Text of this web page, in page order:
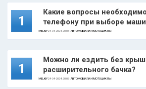
1
Какие вопросы
телефону при выборе
MELKIY24-04-2024, 20:03 |АВТОМОБИЛИ И МОТОЦИКЛЫ
1
Можно ли ездить без
расширительного бачка?
MELKIY24-04-2024, 20:03 |АВТОМОБИЛИ И МОТОЦИКЛЫ